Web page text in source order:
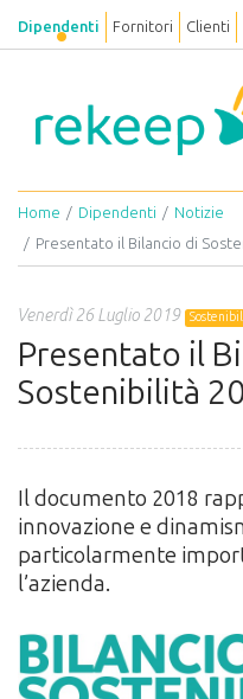
Dipendenti Fornitori Clienti
Home Dipendenti
Notizie
Presentato il Bilancio di
Venerdì 26 Luglio 2019
Presentato il
Sostenibilità
Il documento 2018
innovazione e
particolarmente
l’azienda.